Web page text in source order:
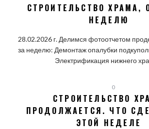
СТРОИТЕЛЬСТВО ХРАМА,
НЕДЕЛЮ
28.02.2026 г. Делимся фотоотчетом
за неделю: Демонтаж опалубки
Электрификация нижнего
0
СТРОИТЕЛЬСТВО
ПРОДОЛЖАЕТСЯ. ЧТО
ЭТОЙ НЕДЕЛЕ